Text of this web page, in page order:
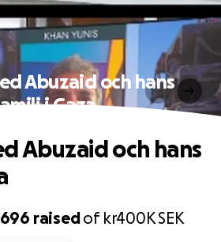
Abuzaid och hans
i Gaza
raisedof kr400KSEK
Abuzaid och hans